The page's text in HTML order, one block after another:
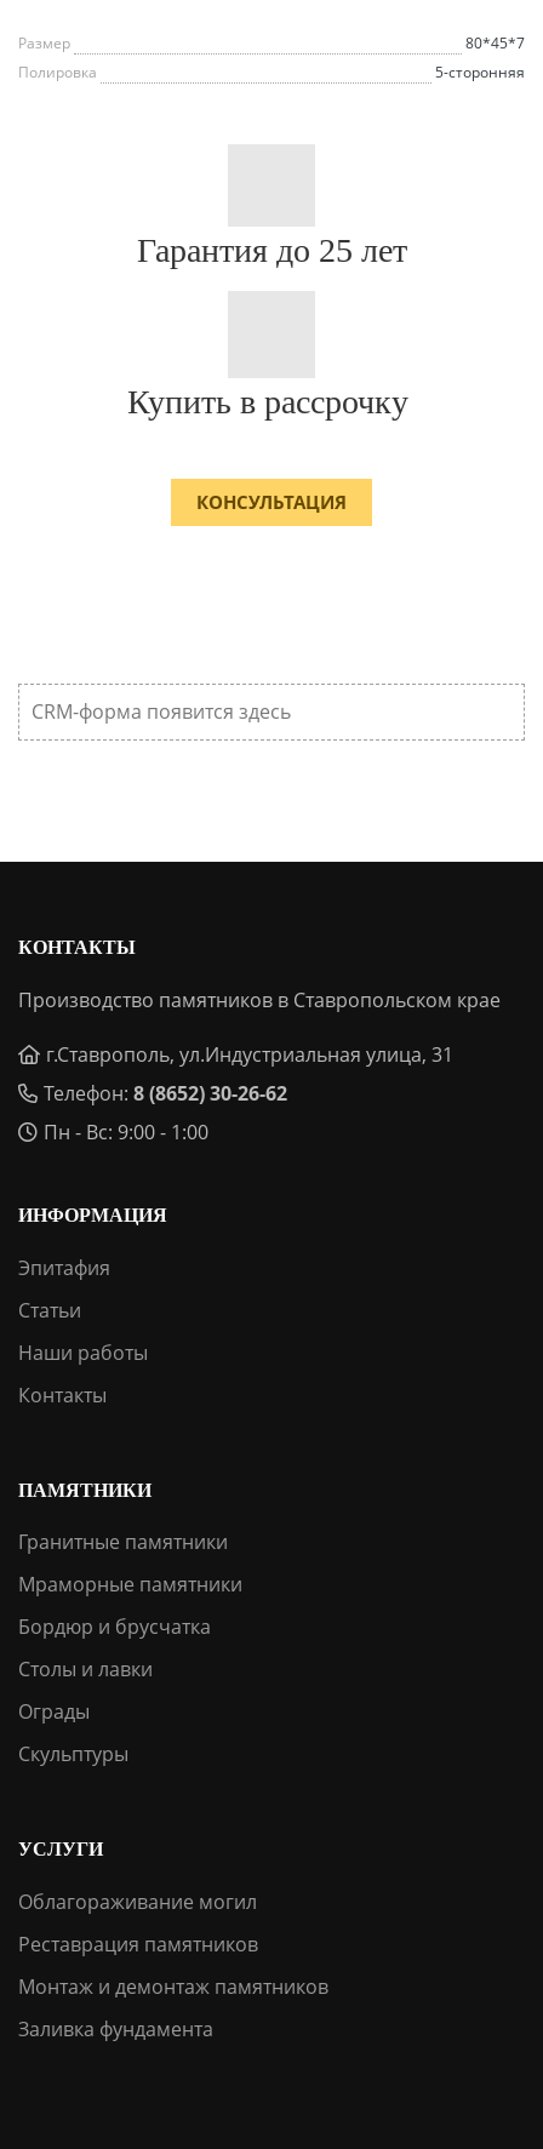
Размер
80*45*7
Полировка
5-сторонняя
Гарантия до 25 лет
Купить в рассрочку
КОНСУЛЬТАЦИЯ
CRM-форма появится здесь
КОНТАКТЫ
Производство памятников в Ставропольском крае
г.Ставрополь, ул.Индустриальная улица, 31
Телефон: 8 (8652) 30-26-62
Пн - Вс: 9:00 - 1:00
ИНФОРМАЦИЯ
Эпитафия
Статьи
Наши работы
Контакты
ПАМЯТНИКИ
Гранитные памятники
Мраморные памятники
Бордюр и брусчатка
Столы и лавки
Ограды
Скульптуры
УСЛУГИ
Облагораживание могил
Реставрация памятников
Монтаж и демонтаж памятников
Заливка фундамента